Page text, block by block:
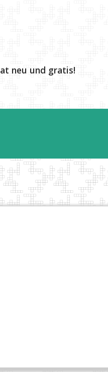
neu und gratis!